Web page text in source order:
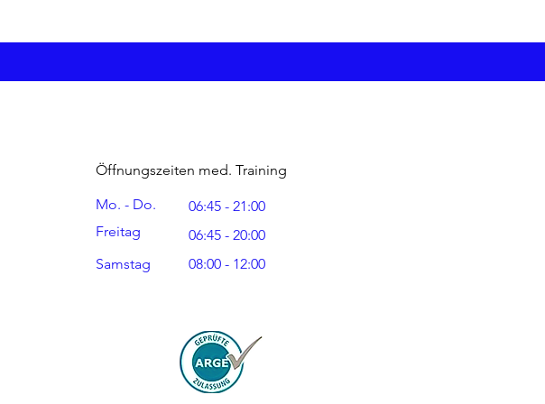
Öffnungszeiten med. Training
Mo. - Do.
06:45 - 21:00
Freitag
Samstag
06:45 - 20:00
08:00 - 12:00